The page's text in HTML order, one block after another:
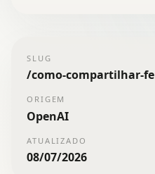
SLUG
/como-compartilhar-fe
ORIGEM
OpenAI
ATUALIZADO
08/07/2026